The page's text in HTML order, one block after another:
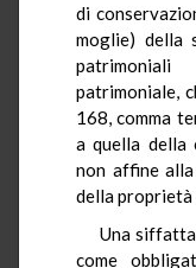
di
moglie) della
patrimoniale,
168, comma
a quella della
non affine
della proprietà
Una
come